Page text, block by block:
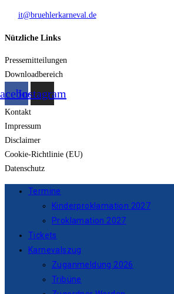
it@bruehlerkarneval.de
Nützliche Links
Pressemitteilungen
Downloadbereich
Instagram
Kontakt
Impressum
Disclaimer
Cookie-Richtlinie (EU)
Datenschutz
Termine
Kinderproklamation 2027
Proklamation 2027
Tickets
Karnevalszug
Zuganmeldung 2026
Tribüne